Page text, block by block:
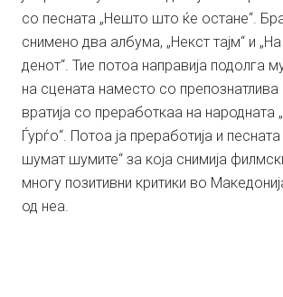
со песната „Нешто што ќе остане“.
снимено два албума, „Некст тајм“ и „На
денот“. Тие потоа направија подолга
на сцената наместо со
вратија со преработкаа на народната
Ѓурѓо“. Потоа ја преработија и
шумат шумите“ за која снимија
многу позитивни критики во
од неа.